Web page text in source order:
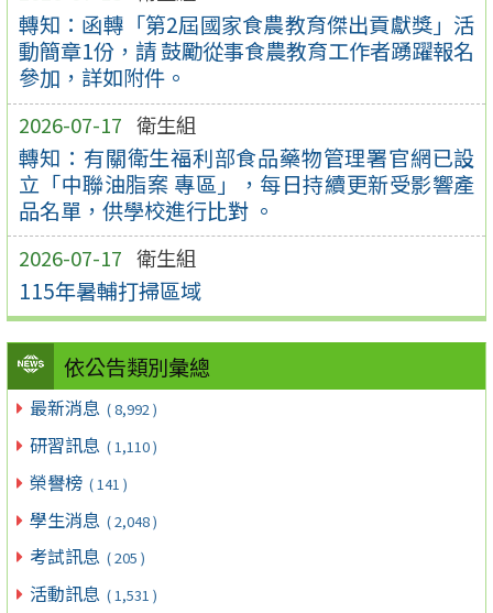
轉知：函轉「第2屆國家食農教育傑出貢獻獎」活
動簡章1份，請 鼓勵從事食農教育工作者踴躍報名
參加，詳如附件。
2026-07-17 衛生組
轉知：有關衛生福利部食品藥物管理署官網已設
立「中聯油脂案 專區」，每日持續更新受影響產
品名單，供學校進行比對 。
2026-07-17 衛生組
115年暑輔打掃區域
依公告類別彙總
最新消息 ( 8,992 )
研習訊息 ( 1,110 )
榮譽榜 ( 141 )
學生消息 ( 2,048 )
考試訊息 ( 205 )
活動訊息 ( 1,531 )